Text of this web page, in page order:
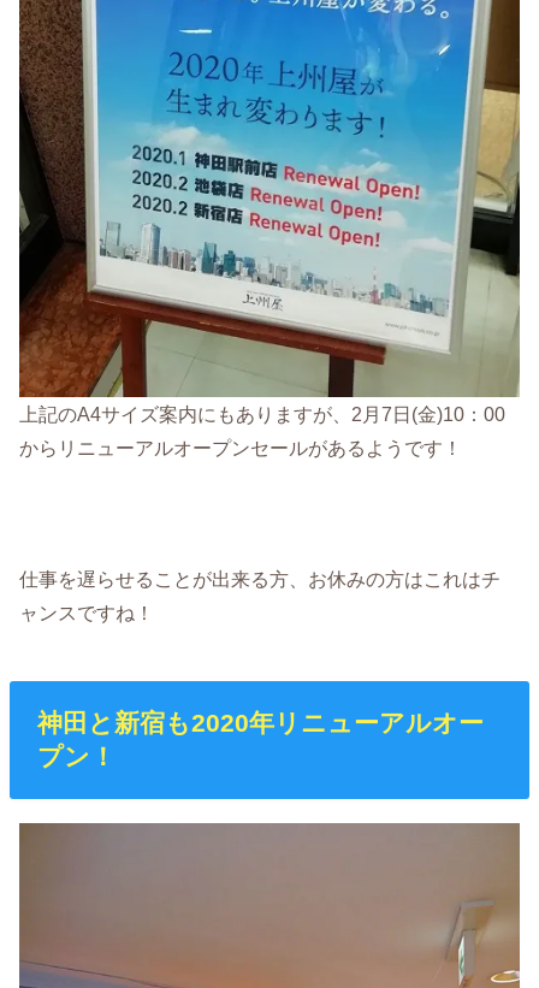
上記のA4サイズ案内にもありますが、2月7日(金)10：00
からリニューアルオープンセールがあるようです！
仕事を遅らせることが出来る方、お休みの方はこれはチ
ャンスですね！
神田と新宿も2020年リニューアルオー
プン！